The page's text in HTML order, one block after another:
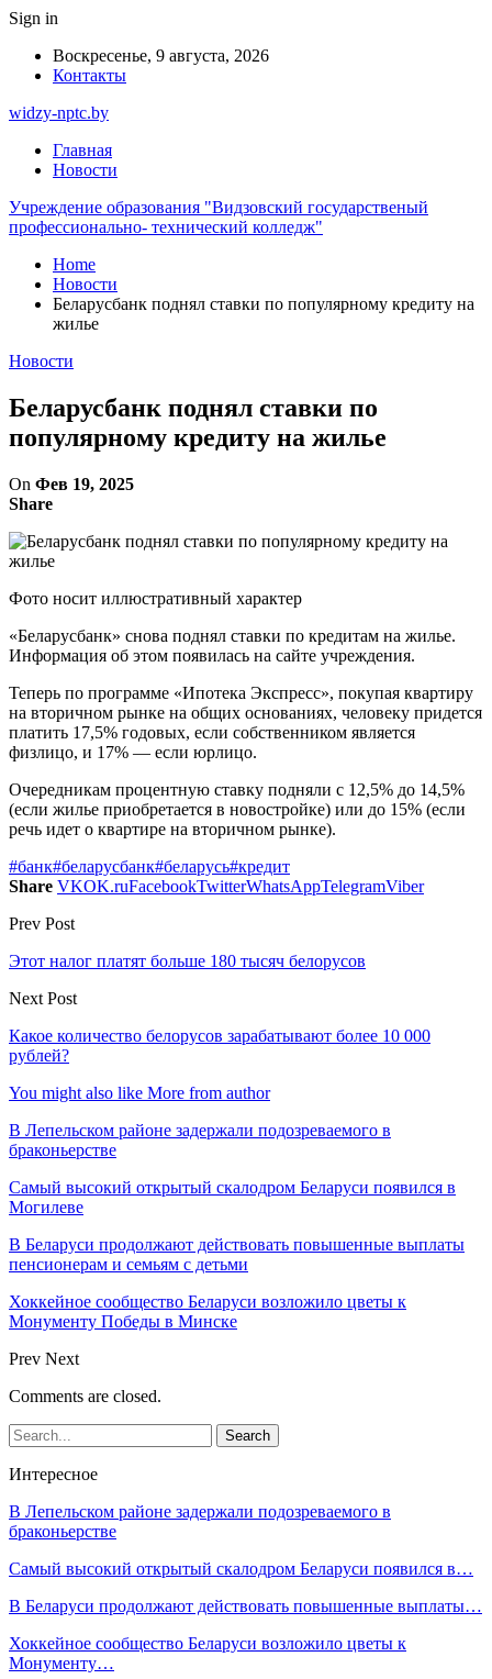
Sign in
Воскресенье, 9 августа, 2026
Контакты
widzy-nptc.by
Главная
Новости
Учреждение образования "Видзовский государственый
профессионально- технический колледж"
Home
Новости
Беларусбанк поднял ставки по популярному кредиту на
жилье
Новости
Беларусбанк поднял ставки по
популярному кредиту на жилье
On Фев 19, 2025
Share
Фото носит иллюстративный характер
«Беларусбанк» снова поднял ставки по кредитам на жилье.
Информация об этом появилась на сайте учреждения.
Теперь по программе «Ипотека Экспресс», покупая квартиру
на вторичном рынке на общих основаниях, человеку придется
платить 17,5% годовых, если собственником является
физлицо, и 17% — если юрлицо.
Очередникам процентную ставку подняли с 12,5% до 14,5%
(если жилье приобретается в новостройке) или до 15% (если
речь идет о квартире на вторичном рынке).
#банк#беларусбанк#беларусь#кредит
Share VKOK.ruFacebookTwitterWhatsAppTelegramViber
Prev Post
Этот налог платят больше 180 тысяч белорусов
Next Post
Какое количество белорусов зарабатывают более 10 000
рублей?
You might also like More from author
В Лепельском районе задержали подозреваемого в
браконьерстве
Самый высокий открытый скалодром Беларуси появился в
Могилеве
В Беларуси продолжают действовать повышенные выплаты
пенсионерам и семьям с детьми
Хоккейное сообщество Беларуси возложило цветы к
Монументу Победы в Минске
Prev Next
Comments are closed.
Интересное
В Лепельском районе задержали подозреваемого в
браконьерстве
Самый высокий открытый скалодром Беларуси появился в…
В Беларуси продолжают действовать повышенные выплаты…
Хоккейное сообщество Беларуси возложило цветы к
Монументу…